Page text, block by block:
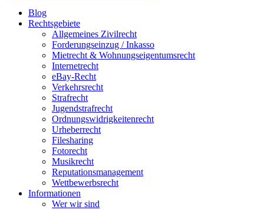
Blog
Rechtsgebiete
Allgemeines Zivilrecht
Forderungseinzug / Inkasso
Mietrecht & Wohnungseigentumsrecht
Internetrecht
eBay-Recht
Verkehrsrecht
Strafrecht
Jugendstrafrecht
Ordnungswidrigkeitenrecht
Urheberrecht
Filesharing
Fotorecht
Musikrecht
Reputationsmanagement
Wettbewerbsrecht
Informationen
Wer wir sind